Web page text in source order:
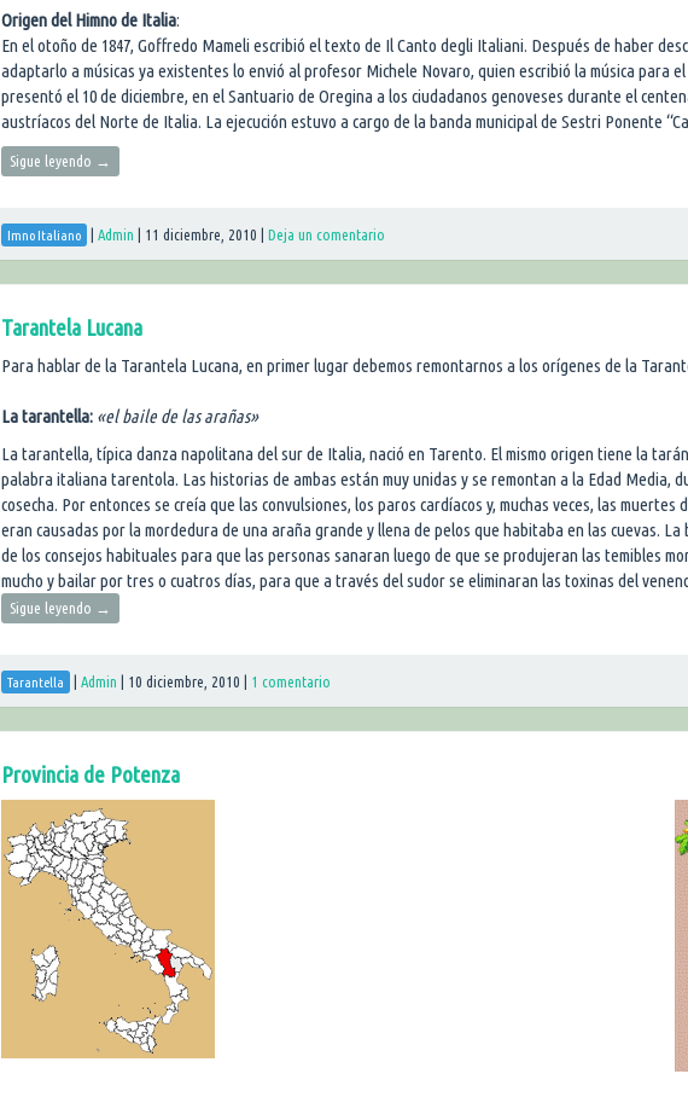
Origen del Himno de Italia:
En el otoño de 1847, Goffredo Mameli escribió el texto de Il Canto degli Italiani. Después de haber
adaptarlo a músicas ya existentes lo envió al profesor Michele Novaro, quien escribió la música para
presentó el 10 de diciembre, en el Santuario de Oregina a los ciudadanos genoveses durante el
austríacos del Norte de Italia. La ejecución estuvo a cargo de la banda municipal de Sestri Ponente
Sigue leyendo →
Imno Italiano | Admin | 11 diciembre, 2010 | Deja un comentario
Tarantela Lucana
Para hablar de la Tarantela Lucana, en primer lugar debemos remontarnos a los orígenes de la
La tarantella: «el baile de las arañas»
La tarantella, típica danza napolitana del sur de Italia, nació en Tarento. El mismo origen tiene la
palabra italiana tarentola. Las historias de ambas están muy unidas y se remontan a la Edad Media,
cosecha. Por entonces se creía que las convulsiones, los paros cardíacos y, muchas veces, las muertes
eran causadas por la mordedura de una araña grande y llena de pelos que habitaba en las cuevas.
de los consejos habituales para que las personas sanaran luego de que se produjeran las temibles
mucho y bailar por tres o cuatros días, para que a través del sudor se eliminaran las toxinas del
Sigue leyendo →
Tarantella | Admin | 10 diciembre, 2010 | 1 comentario
Provincia de Potenza